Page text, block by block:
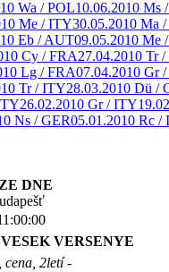
Wa / POL10.06.2010 Ms
Me / ITY30.05.2010 Ma
Eb / AUT09.05.2010 Me
Cy / FRA27.04.2010 Tr
Lg / FRA07.04.2010 Gr
Tr / ITY28.03.2010 Dü /
26.02.2010 Gr / ITY
Ns / GER05.01.2010 Rc /
DNE
VERSENYE
cena, 2letí -